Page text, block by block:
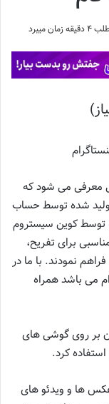
میبرد
معرفی می شود که
شده توسط حساب
توسط کوین سیستروم
برای تفریح،
نمودند. با ما در
می باشد همراه
بر روی گوشی های
کرد.
عکس ها و ویدئو های